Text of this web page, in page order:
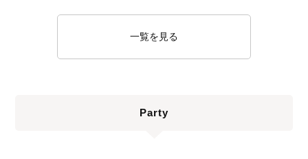
一覧を見る
Party